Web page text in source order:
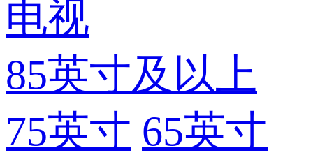
电视
85英寸及以上
75英寸 65英寸